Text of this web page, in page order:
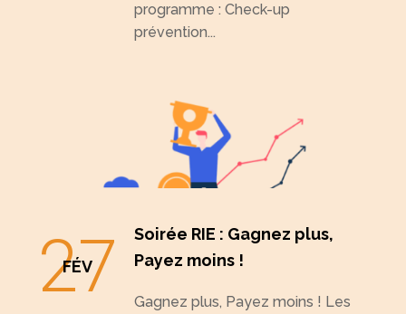
programme : Check-up
prévention...
Soirée RIE : Gagnez plus,
Payez moins !
27
FÉV
Gagnez plus, Payez moins ! Les